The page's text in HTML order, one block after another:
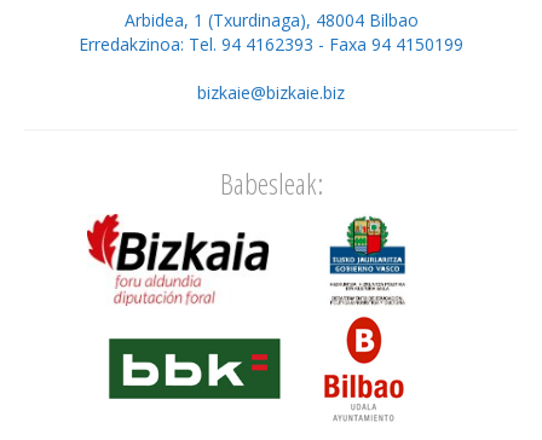
Arbidea, 1 (Txurdinaga), 48004 Bilbao
Erredakzinoa: Tel. 94 4162393 - Faxa 94 4150199
bizkaie@bizkaie.biz
Babesleak: